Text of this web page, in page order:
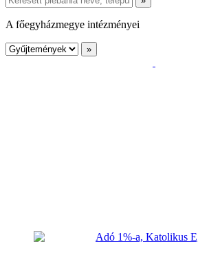
A főegyházmegye intézményei